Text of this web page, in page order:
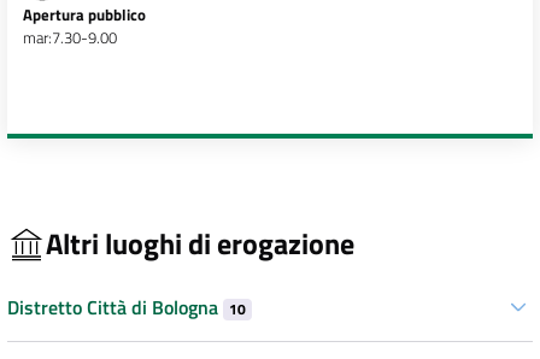
Apertura pubblico
mar:7.30-9.00
Altri luoghi di erogazione
Distretto Città di Bologna 10